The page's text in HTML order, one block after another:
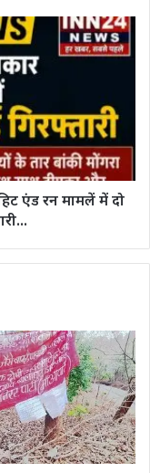
एंड रन मामलें में दो